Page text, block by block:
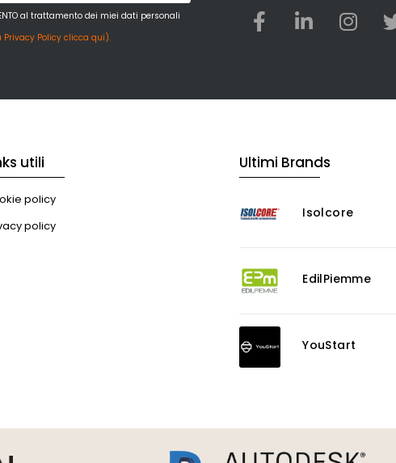
al trattamento dei miei dati personali
Privacy Policy clicca qui).
utili
policy
policy
Ultimi Brands
Isolcore
EdilPiemme
YouStart